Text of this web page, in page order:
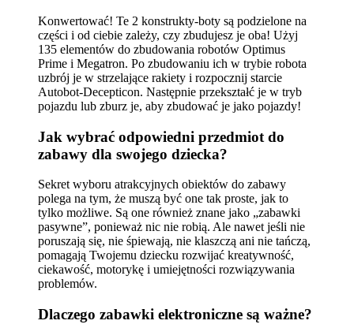
Konwertować! Te 2 konstrukty-boty są podzielone na
części i od ciebie zależy, czy zbudujesz je oba! Użyj
135 elementów do zbudowania robotów Optimus
Prime i Megatron. Po zbudowaniu ich w trybie robota
uzbrój je w strzelające rakiety i rozpocznij starcie
Autobot-Decepticon. Następnie przekształć je w tryb
pojazdu lub zburz je, aby zbudować je jako pojazdy!
Jak wybrać odpowiedni przedmiot do
zabawy dla swojego dziecka?
Sekret wyboru atrakcyjnych obiektów do zabawy
polega na tym, że muszą być one tak proste, jak to
tylko możliwe. Są one również znane jako „zabawki
pasywne”, ponieważ nic nie robią. Ale nawet jeśli nie
poruszają się, nie śpiewają, nie klaszczą ani nie tańczą,
pomagają Twojemu dziecku rozwijać kreatywność,
ciekawość, motorykę i umiejętności rozwiązywania
problemów.
Dlaczego zabawki elektroniczne są ważne?